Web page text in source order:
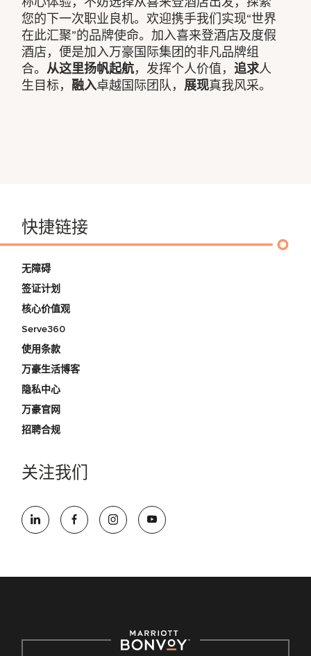
您的下一次职业良机。欢迎携手我们实现“世界
在此汇聚”的品牌使命。加入喜来登酒店及度假
酒店，便是加入万豪国际集团的非凡品牌组
合。从这里扬帆起航，发挥个人价值，追求人
生目标， 融入卓越国际团队， 展现真我风采。
快捷链接
无障碍
签证计划
核心价值观
Serve360
使用条款
万豪生活博客
隐私中心
万豪官网
招聘合规
关注我们